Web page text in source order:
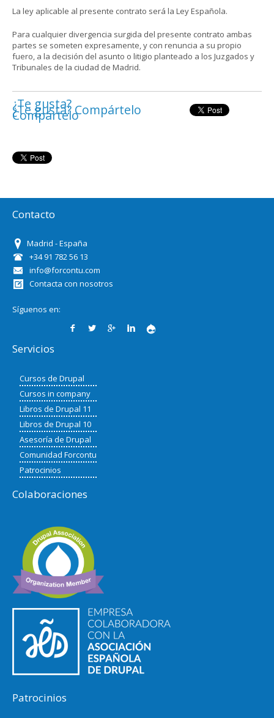
La ley aplicable al presente contrato será la Ley Española.
Para cualquier divergencia surgida del presente contrato ambas
partes se someten expresamente, y con renuncia a su propio
fuero, a la decisión del asunto o litigio planteado a los Juzgados y
Tribunales de la ciudad de Madrid.
¿Te gusta?
Compártelo
¿Te gusta? Compártelo
Contacto
Madrid - España
+34 91 782 56 13
info@forcontu.com
Contacta con nosotros
Síguenos en:
Servicios
Cursos de Drupal
Cursos in company
Libros de Drupal 11
Libros de Drupal 10
Asesoría de Drupal
Comunidad Forcontu
Patrocinios
Colaboraciones
Patrocinios